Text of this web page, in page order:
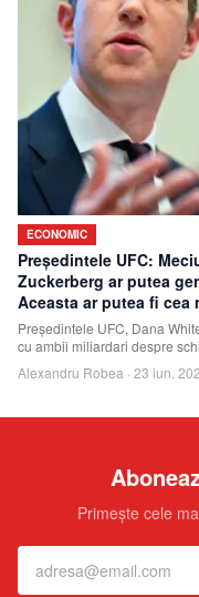
Contact
ECONOMIC
Preşedintele UFC:
Zuckerberg ar putea
Aceasta ar putea fi
Preşedintele UFC, Dana
cu ambii miliardari despre
Alexandru Robea · 23 iun.
Primește cele